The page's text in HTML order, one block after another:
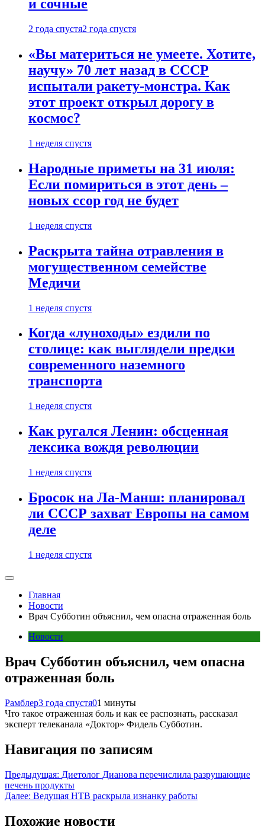
и сочные
2 года спустя2 года спустя
«Вы материться не умеете. Хотите,
научу» 70 лет назад в СССР
испытали ракету-монстра. Как
этот проект открыл дорогу в
космос?
1 неделя спустя
Народные приметы на 31 июля:
Если помириться в этот день –
новых ссор год не будет
1 неделя спустя
Раскрыта тайна отравления в
могущественном семействе
Медичи
1 неделя спустя
Когда «луноходы» ездили по
столице: как выглядели предки
современного наземного
транспорта
1 неделя спустя
Как ругался Ленин: обсценная
лексика вождя революции
1 неделя спустя
Бросок на Ла-Манш: планировал
ли СССР захват Европы на самом
деле
1 неделя спустя
Главная
Новости
Врач Субботин объяснил, чем опасна отраженная боль
Новости
Врач Субботин объяснил, чем опасна
отраженная боль
Рамблер3 года спустя01 минуты
Что такое отраженная боль и как ее распознать, рассказал
эксперт телеканала «Доктор» Фидель Субботин.
Навигация по записям
Предыдущая: Диетолог Дианова перечислила разрушающие
печень продукты
Далее: Ведущая НТВ раскрыла изнанку работы
Похожие новости